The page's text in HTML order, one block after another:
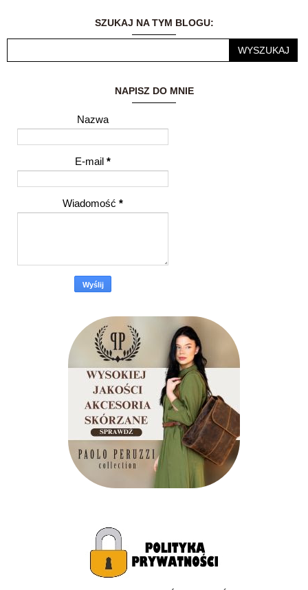
innymi ludźmi to dla
mnie ogromne
SZUKAJ NA TYM BLOGU:
NAPISZ DO MNIE
Nazwa
E-mail *
Wiadomość *